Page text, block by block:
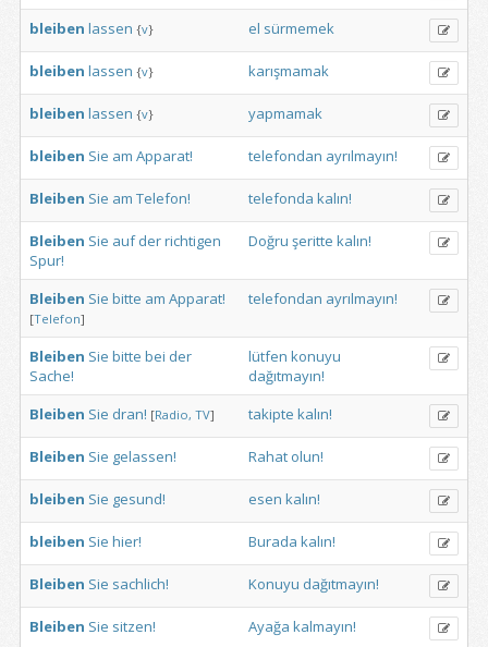
bleiben lassen {v} el sürmemek
bleiben lassen {v} karışmamak
bleiben lassen {v} yapmamak
bleiben Sie am Apparat! telefondan ayrılmayın!
Bleiben Sie am Telefon! telefonda kalın!
Bleiben Sie auf derrichtigen
Spur!
Doğru şeritte kalın!
Bleiben Sie bitte am Apparat!
[Telefon]
telefondan ayrılmayın!
Bleiben Sie bitte bei der
Sache!
lütfen konuyu
dağıtmayın!
Bleiben Sie dran! [Radio, TV] takipte kalın!
Bleiben Sie gelassen! Rahat olun!
bleiben Sie gesund! esen kalın!
bleiben Sie hier! Burada kalın!
Bleiben Sie sachlich! Konuyu dağıtmayın!
Bleiben Sie sitzen! Ayağa kalmayın!